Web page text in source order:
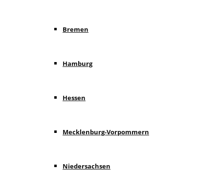
Bremen
Hamburg
Hessen
Mecklenburg-Vorpommern
Niedersachsen